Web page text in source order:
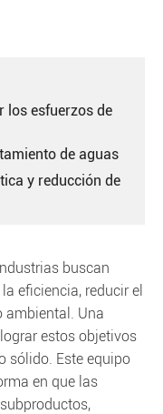
los esfuerzos de
de aguas
y reducción de
buscan
eficiencia, reducir el
ambiental. Una
estos objetivos
sólido. Este equipo
en que las